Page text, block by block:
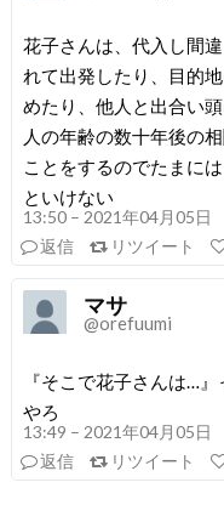
花子さんは、代入し間
れて出発したり、目的
めたり、他人と出合い
人の年齢の数十年後の
ことをするのでたまに
といけない
13:50 – 2021年04月05日
返信
リツイート
マサ
@orefuumi
『そこで花子さんは…
やろ
13:49 – 2021年04月05日
返信
リツイート